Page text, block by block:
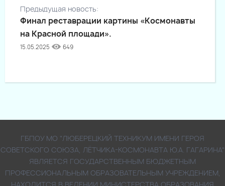
Предыдущая новость:
Финал реставрации картины «Космонавты
на Красной площади».
15.05.2025 649
ГБПОУ МО "ЛЮБЕРЕЦКИЙ ТЕХНИКУМ ИМЕНИ ГЕРОЯ
СОВЕТСКОГО СОЮЗА, ЛЁТЧИКА-КОСМОНАВТА Ю.А. ГАГАРИНА"
ЯВЛЯЕТСЯ ГОСУДАРСТВЕННЫМ БЮДЖЕТНЫМ
ПРОФЕССИОНАЛЬНЫМ ОБРАЗОВАТЕЛЬНЫМ УЧРЕЖДЕНИЕМ,